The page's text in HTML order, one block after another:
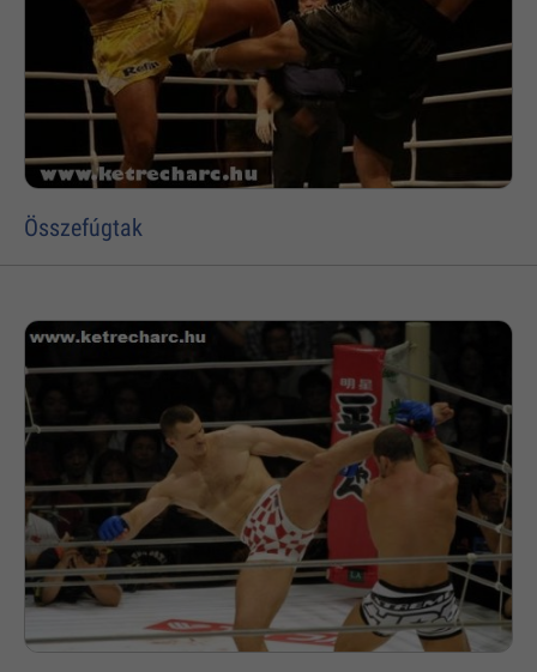
Összefúgtak